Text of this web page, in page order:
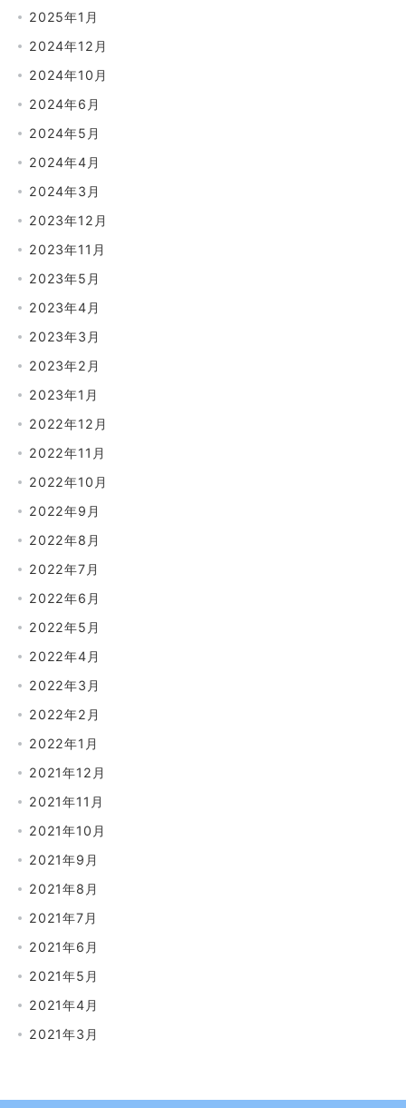
2025年1月
2024年12月
2024年10月
2024年6月
2024年5月
2024年4月
2024年3月
2023年12月
2023年11月
2023年5月
2023年4月
2023年3月
2023年2月
2023年1月
2022年12月
2022年11月
2022年10月
2022年9月
2022年8月
2022年7月
2022年6月
2022年5月
2022年4月
2022年3月
2022年2月
2022年1月
2021年12月
2021年11月
2021年10月
2021年9月
2021年8月
2021年7月
2021年6月
2021年5月
2021年4月
2021年3月